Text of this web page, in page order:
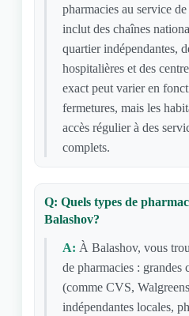
pharmacies au service
inclut des chaînes
quartier indépendantes,
hospitalières et des
exact peut varier en
fermetures, mais les
accès régulier à des
complets.
Q: Quels types de
Balashov?
A: À Balashov, vous
de pharmacies : grandes
(comme CVS,
indépendantes locales,